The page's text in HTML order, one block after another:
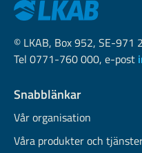
© LKAB, Box 952, SE-971
Tel 0771-760 000, e-post
Snabblänkar
Vår organisation
Våra produkter och